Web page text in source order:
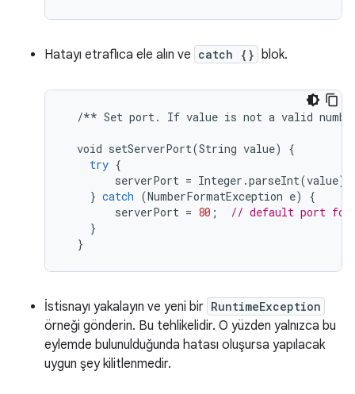
Hatayı etraflıca ele alın ve catch {} blok.
/** Set port. If value is not a valid
void setServerPort(String value)
{
try {
serverPort = Integer .parseInt(value);
} catch (NumberFormatException e)
{
serverPort = 80 ;
// default port for
}
}
İstisnayı yakalayın ve yeni bir RuntimeException
örneği gönderin. Bu tehlikelidir. O yüzden yalnızca bu
eylemde bulunulduğunda hatası oluşursa yapılacak
uygun şey kilitlenmedir.